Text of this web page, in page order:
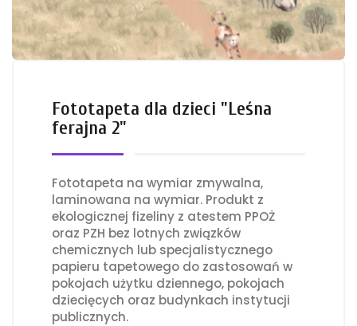
Fototapeta dla dzieci "Leśna
ferajna 2"
Fototapeta na wymiar zmywalna,
laminowana na wymiar. Produkt z
ekologicznej fizeliny z atestem PPOŻ
oraz PZH bez lotnych związków
chemicznych lub specjalistycznego
papieru tapetowego do zastosowań w
pokojach użytku dziennego, pokojach
dziecięcych oraz budynkach instytucji
publicznych.